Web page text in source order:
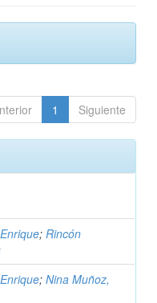
1 Siguiente
; Rincón
;Nina Muñoz,